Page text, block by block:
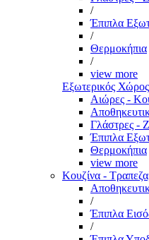
/
Έπιπλα
/
Θερμοκήπια
/
view more
Εξωτερικός
Αιώρες -
Γλάστρες -
Έπιπλα
Θερμοκήπια
view more
Κουζίνα -
/
Έπιπλα
/